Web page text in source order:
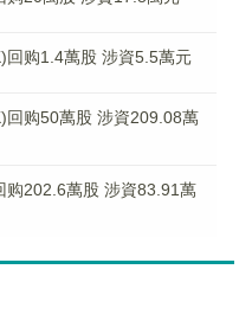
回购1.4萬股 涉資5.5萬元
回购50萬股 涉資209.08萬
购202.6萬股 涉資83.91萬